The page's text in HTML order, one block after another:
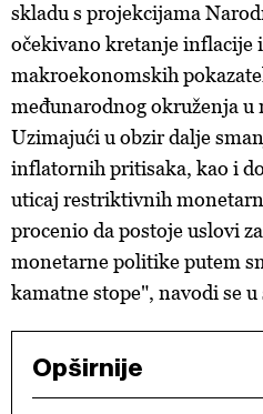
skladu s projekcijama
očekivano kretanje inflacije
makroekonomskih
međunarodnog okruženja u
Uzimajući u obzir dalje
inflatornih pritisaka, kao i
uticaj restriktivnih
procenio da postoje uslovi
monetarne politike putem
kamatne stope", navodi se
Opširnije